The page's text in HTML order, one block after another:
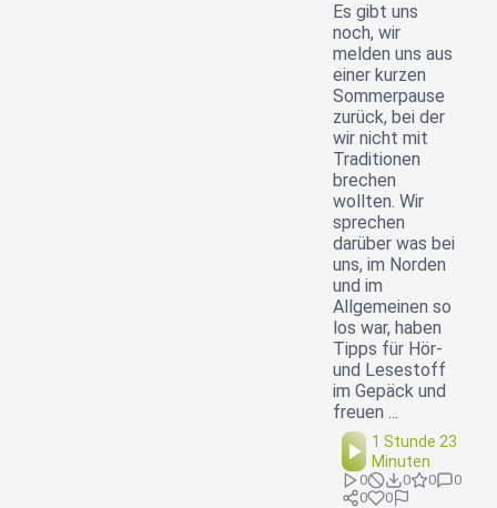
Es gibt uns
noch, wir
melden uns aus
einer kurzen
Sommerpause
zurück, bei der
wir nicht mit
Traditionen
brechen
wollten. Wir
sprechen
darüber was bei
uns, im Norden
und im
Allgemeinen so
los war, haben
Tipps für Hör-
und Lesestoff
im Gepäck und
freuen ...
1 Stunde 23
Minuten
0 0 0
0
0
0